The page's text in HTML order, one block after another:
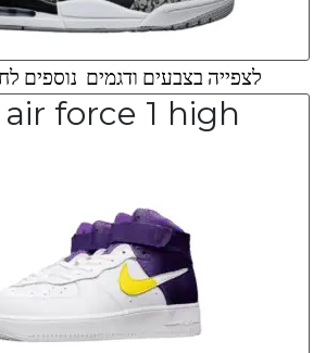
לצפייה בצבעים ודגמים נוספים
force 1 high